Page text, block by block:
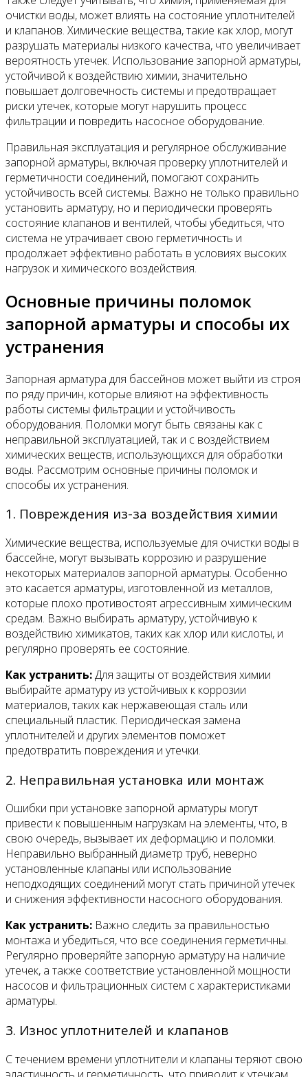
очистки воды, может влиять на состояние уплотнителей
и клапанов. Химические вещества, такие как хлор, могут
разрушать материалы низкого качества, что увеличивает
вероятность утечек. Использование запорной арматуры,
устойчивой к воздействию химии, значительно
повышает долговечность системы и предотвращает
риски утечек, которые могут нарушить процесс
фильтрации и повредить насосное оборудование.
Правильная эксплуатация и регулярное обслуживание
запорной арматуры, включая проверку уплотнителей и
герметичности соединений, помогают сохранить
устойчивость всей системы. Важно не только правильно
установить арматуру, но и периодически проверять
состояние клапанов и вентилей, чтобы убедиться, что
система не утрачивает свою герметичность и
продолжает эффективно работать в условиях высоких
нагрузок и химического воздействия.
Основные причины поломок
запорной арматуры и способы их
устранения
Запорная арматура для бассейнов может выйти из строя
по ряду причин, которые влияют на эффективность
работы системы фильтрации и устойчивость
оборудования. Поломки могут быть связаны как с
неправильной эксплуатацией, так и с воздействием
химических веществ, использующихся для обработки
воды. Рассмотрим основные причины поломок и
способы их устранения.
1. Повреждения из-за воздействия химии
Химические вещества, используемые для очистки воды в
бассейне, могут вызывать коррозию и разрушение
некоторых материалов запорной арматуры. Особенно
это касается арматуры, изготовленной из металлов,
которые плохо противостоят агрессивным химическим
средам. Важно выбирать арматуру, устойчивую к
воздействию химикатов, таких как хлор или кислоты, и
регулярно проверять ее состояние.
Как устранить:Для защиты от воздействия химии
выбирайте арматуру из устойчивых к коррозии
материалов, таких как нержавеющая сталь или
специальный пластик. Периодическая замена
уплотнителей и других элементов поможет
предотвратить повреждения и утечки.
2. Неправильная установка или монтаж
Ошибки при установке запорной арматуры могут
привести к повышенным нагрузкам на элементы, что, в
свою очередь, вызывает их деформацию и поломки.
Неправильно выбранный диаметр труб, неверно
установленные клапаны или использование
неподходящих соединений могут стать причиной утечек
и снижения эффективности насосного оборудования.
Как устранить: Важно следить за правильностью
монтажа и убедиться, что все соединения герметичны.
Регулярно проверяйте запорную арматуру на наличие
утечек, а также соответствие установленной мощности
насосов и фильтрационных систем с характеристиками
арматуры.
3. Износ уплотнителей и клапанов
С течением времени уплотнители и клапаны теряют свою